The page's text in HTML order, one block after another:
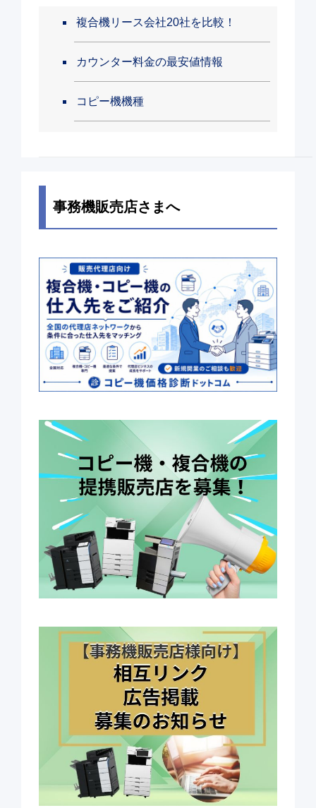
複合機リース会社20社を比較！
カウンター料金の最安値情報
コピー機機種
事務機販売店さまへ